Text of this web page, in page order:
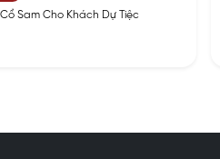
Sam Cho Khách Dự Tiệc